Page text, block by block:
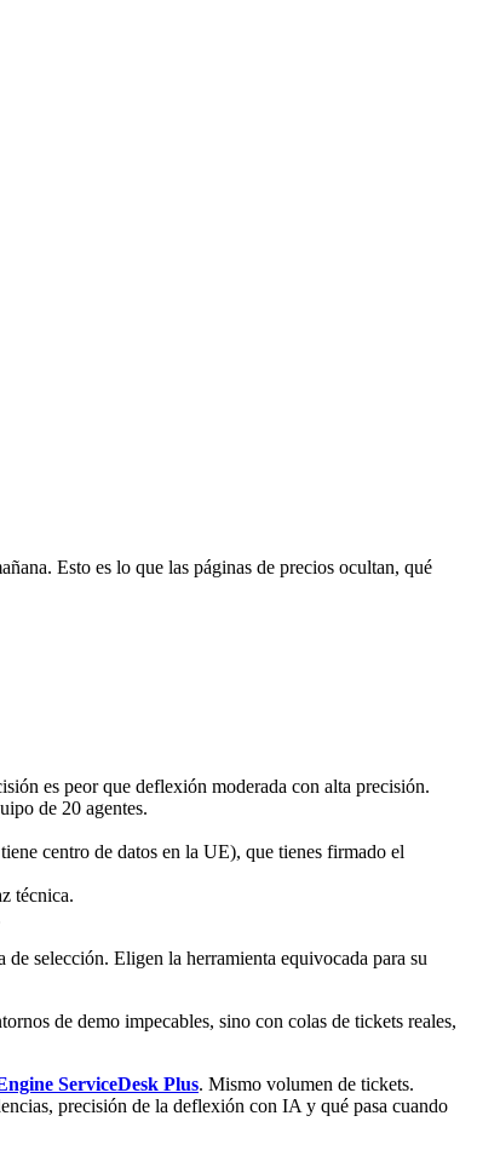
Esto es lo que las páginas de precios ocultan, qué
es peor que deflexión moderada con alta precisión.
de 20 agentes.
centro de datos en la UE), que tienes firmado el
técnica.
selección. Eligen la herramienta equivocada para su
de demo impecables, sino con colas de tickets reales,
ServiceDesk Plus. Mismo volumen de tickets.
precisión de la deflexión con IA y qué pasa cuando